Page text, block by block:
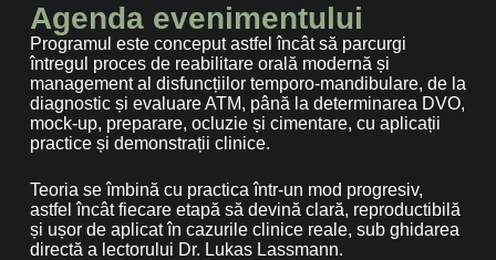
Agenda evenimentului
Programul este conceput astfel încât să parcurgi
întregul proces de reabilitare orală modernă și
management al disfuncțiilor temporo-mandibulare, de la
diagnostic și evaluare ATM, până la determinarea DVO,
mock-up, preparare, ocluzie și cimentare, cu aplicații
practice și demonstrații clinice.
Teoria se îmbină cu practica într-un mod progresiv,
astfel încât fiecare etapă să devină clară, reproductibilă
și ușor de aplicat în cazurile clinice reale, sub ghidarea
directă a lectorului Dr. Lukas Lassmann.